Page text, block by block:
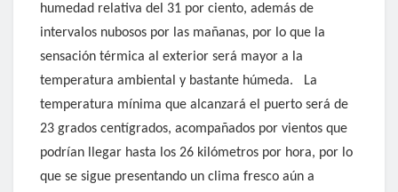
humedad relativa del 31 por ciento, además de
intervalos nubosos por las mañanas, por lo que la
sensación térmica al exterior será mayor a la
temperatura ambiental y bastante húmeda.
La
temperatura mínima que alcanzará el puerto será de
23 grados centígrados, acompañados por vientos que
podrían llegar hasta los 26 kilómetros por hora, por lo
que se sigue presentando un clima fresco aún a